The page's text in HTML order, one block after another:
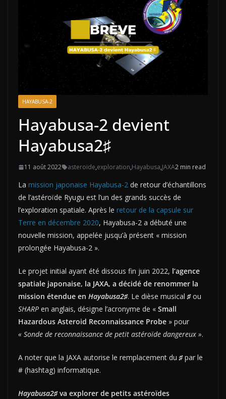
HAYABUSA-2
Hayabusa-2 devient
Hayabusa2♯
11 août 2022 asteroïde,exploration,Hayabusa,JAXA2 min read
La mission japonaise Hayabusa-2 de retour d’échantillons
de l’astéroïde Ryugu est l’un des grands succès de
l’exploration spatiale. Après le retour de la capsule sur
Terre en décembre 2020, Hayabusa-2 a débuté une
nouvelle mission, appelée jusqu’à présent « mission
prolongée Hayabusa-2 ».
Le projet initial ayant été dissous fin juin 2022, l’agence
spatiale japonaise, la JAXA, a décidé de renommer la
mission étendue en Hayabusa2♯. Le dièse musical♯ou
SHARP en anglais, désigne l’acronyme de « Small
Hazardous Asteroid Reconnaissance Probe » pour
« Sonde de reconnaissance de petit astéroïde dangereux ».
A noter que la JAXA autorise le remplacement du♯par le
# (hashtag) informatique.
Hayabusa2♯va explorer de petits astéroïdes